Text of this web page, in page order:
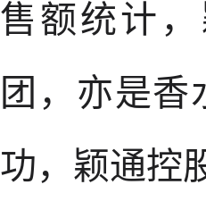
售额统计
团，亦是
功，颖通控